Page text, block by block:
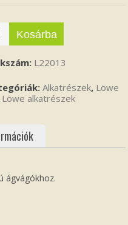
Kosárba
L22013
Alkatrészek, Löwe
Löwe alkatrészek
ágvágókhoz.